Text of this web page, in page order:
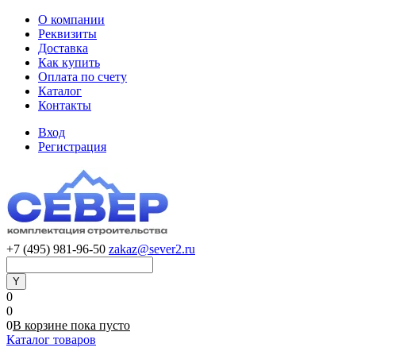
О компании
Реквизиты
Доставка
Как купить
Оплата по счету
Каталог
Контакты
Вход
Регистрация
+7 (495) 981-96-50 zakaz@sever2.ru
0
0
0В корзине пока пусто
Каталог товаров